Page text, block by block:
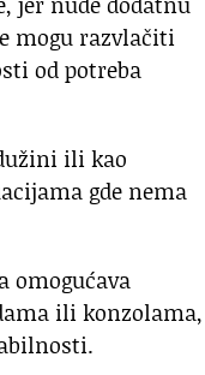
mogu razvlačiti
od potreba
ili kao
gde nema
omogućava
ili konzolama,